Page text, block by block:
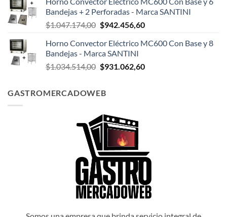
original
era:
$1.047.498,00.
actual
es:
$942.748,20.
Bandejas + 2 Perforadas - Marca SANTINI
$1.047.174,00 El
original
era:
$1.047.174,00.
$942.456,60El
actual
$942.456,60.
Horno Convector Eléctrico MC600 Con Base y 8
Bandejas - Marca SANTINI
$1.034.514,00 El
era:
$931.062,60El
GASTROMERCADOWEB